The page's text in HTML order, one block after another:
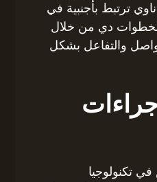
ترتبط بأجنبية في
دي من خلال
والتفاعل بشكل
تكنولوجيا